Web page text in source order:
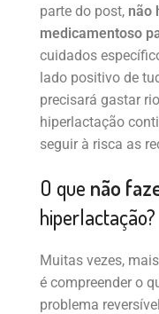
parte do post, não
medicamentoso
cuidados
lado positivo de
precisará gastar
hiperlactação
seguir à risca as
O que não
hiperlactação?
Muitas vezes,
é compreender o
problema